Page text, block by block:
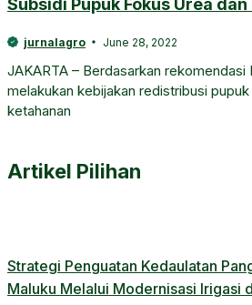
jurnalagro June 28, 2022
JAKARTA – Berdasarkan rekomendasi
melakukan kebijakan redistribusi
ketahanan
Artikel Pilihan
Strategi Penguatan Kedaulatan
Maluku Melalui Modernisasi Irigasi